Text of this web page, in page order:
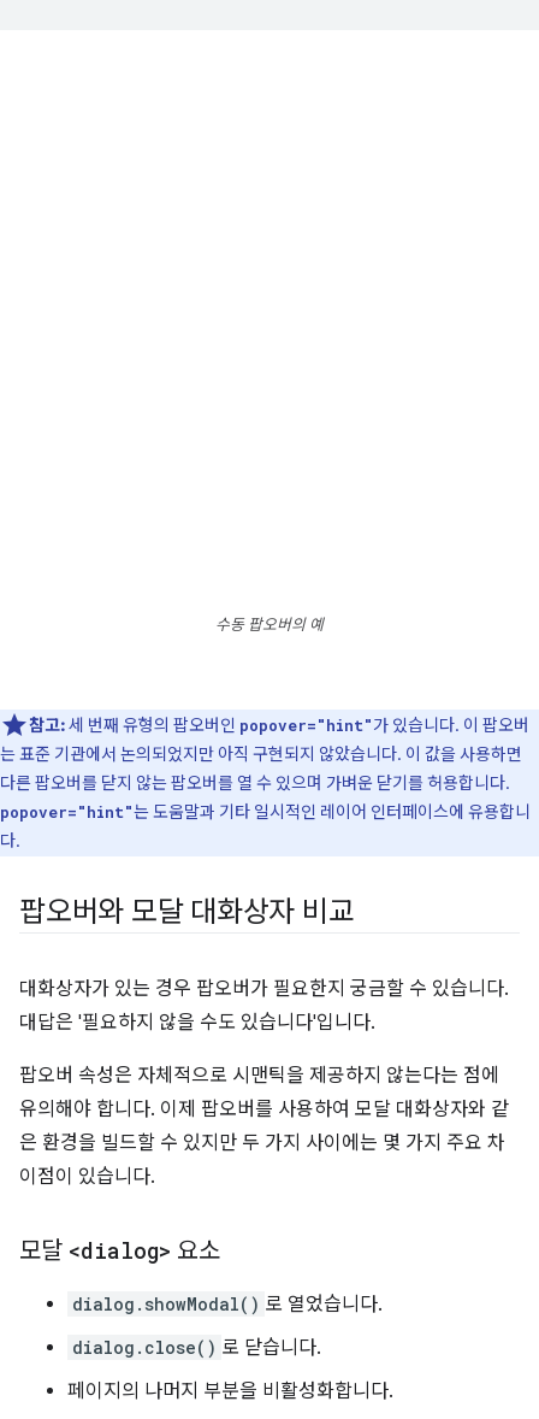
수동 팝오버의 예
참고:세 번째 유형의 팝오버인 popover="hint"가 있습니다. 이 팝오버
는 표준 기관에서 논의되었지만 아직 구현되지 않았습니다. 이 값을 사용하면
다른 팝오버를 닫지 않는 팝오버를 열 수 있으며 가벼운 닫기를 허용합니다.
popover="hint"는 도움말과 기타 일시적인 레이어 인터페이스에 유용합니
다.
팝오버와 모달 대화상자 비교
대화상자가 있는 경우 팝오버가 필요한지 궁금할 수 있습니다.
대답은 '필요하지 않을 수도 있습니다'입니다.
팝오버 속성은 자체적으로 시맨틱을 제공하지 않는다는 점에
유의해야 합니다. 이제 팝오버를 사용하여 모달 대화상자와 같
은 환경을 빌드할 수 있지만 두 가지 사이에는 몇 가지 주요 차
이점이 있습니다.
모달 <dialog> 요소
dialog.showModal() 로 열었습니다.
dialog.close() 로 닫습니다.
페이지의 나머지 부분을 비활성화합니다.